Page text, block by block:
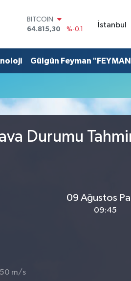
BITCOIN
64.815,30
%-0.1
47,7436
%0.18
EURO
GRAM ALTIN
BİST100
İstanbul
Gülgûn Feyman
Durumu
09 Ağustos
09:45
m/s